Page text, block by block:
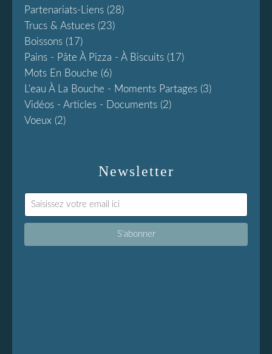
Newsletter
Partenariats-Liens (28)
Trucs & Astuces (23)
Boissons (17)
Pains - Pâte À Pizza - À Biscuits (17)
Mots En Bouche (6)
L'eau À La Bouche - Moments Partages (3)
Vidéos - Articles - Documents (2)
Voeux (2)